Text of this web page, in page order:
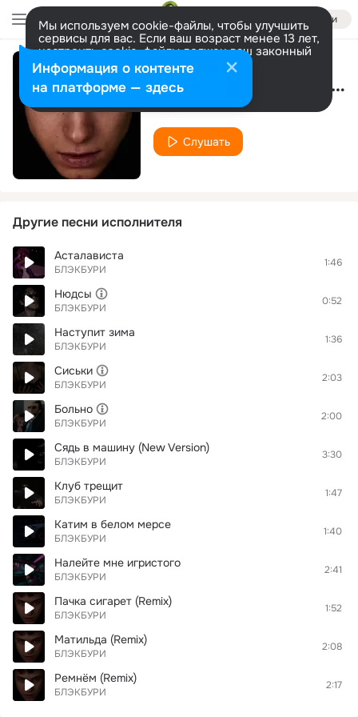
Войти
Мы используем cookie-файлы, чтобы улучшить
сервисы для вас. Если ваш возраст менее 13 лет,
настроить cookie-файлы должен ваш законный
представитель. Больше информации
Разрешить все Настроить Асталависта (Remix)
БЛЭКБУРИ
Слушать
Другие песни исполнителя
Асталависта
БЛЭКБУРИ
1:46
Нюдсы
БЛЭКБУРИ
0:52
Наступит зима
БЛЭКБУРИ
1:36
Сиськи
БЛЭКБУРИ
2:03
Больно
БЛЭКБУРИ
2:00
Сядь в машину (New Version)
БЛЭКБУРИ
3:30
Клуб трещит
БЛЭКБУРИ
1:47
Катим в белом мерсе
БЛЭКБУРИ
1:40
Налейте мне игристого
БЛЭКБУРИ
2:41
Пачка сигарет (Remix)
БЛЭКБУРИ
1:52
Матильда (Remix)
БЛЭКБУРИ
2:08
Ремнём (Remix)
БЛЭКБУРИ
2:17
Информация о контенте
на платформе — здесь